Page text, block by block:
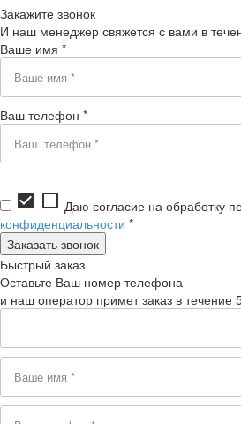
Закажите звонок
И наш менеджер свяжется с вами в
Ваше имя *
Ваш телефон *
check_box check_box_outline_blank Даю согласие на обработку
конфиденциальности *
Быстрый заказ
Оставьте Ваш номер телефона
и наш оператор примет заказ в течение